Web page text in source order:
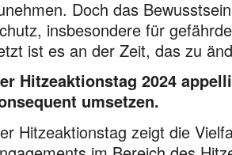
Doch das
insbesondere für
ist es an der Zeit, das zu
Hitzeaktionstag 2024
umsetzen.
Hitzeaktionstag zeigt die